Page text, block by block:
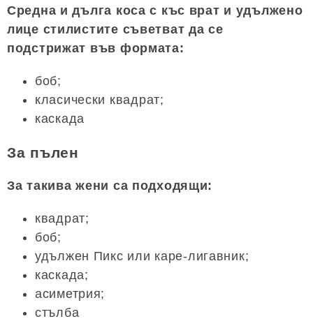
Средна и дълга коса с къс врат и удължено
лице стилистите съветват да се
подстрижат във формата:
боб;
класически квадрат;
каскада
За пълен
За такива жени са подходящи:
квадрат;
боб;
удължен Пикс или каре-лигавник;
каскада;
асиметрия;
стълба